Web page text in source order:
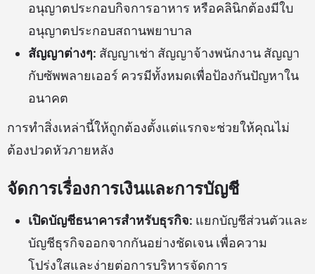
อนุญาตประกอบกิจการอาหาร หรือคลินิกต้องมีใบ
อนุญาตประกอบสถานพยาบาล
สัญญาต่างๆ: สัญญาเช่า สัญญาจ้างพนักงาน สัญญา
กับซัพพลายเออร์ ควรมีทั้งหมดเพื่อป้องกันปัญหาใน
อนาคต
การทำสิ่งเหล่านี้ให้ถูกต้องตั้งแต่แรกจะช่วยให้คุณไม่
ต้องปวดหัวภายหลัง
จัดการเรื่องการเงินและการบัญชี
เปิดบัญชีธนาคารสำหรับธุรกิจ: แยกบัญชีส่วนตัวและ
บัญชีธุรกิจออกจากกันอย่างชัดเจน เพื่อความ
โปร่งใสและง่ายต่อการบริหารจัดการ